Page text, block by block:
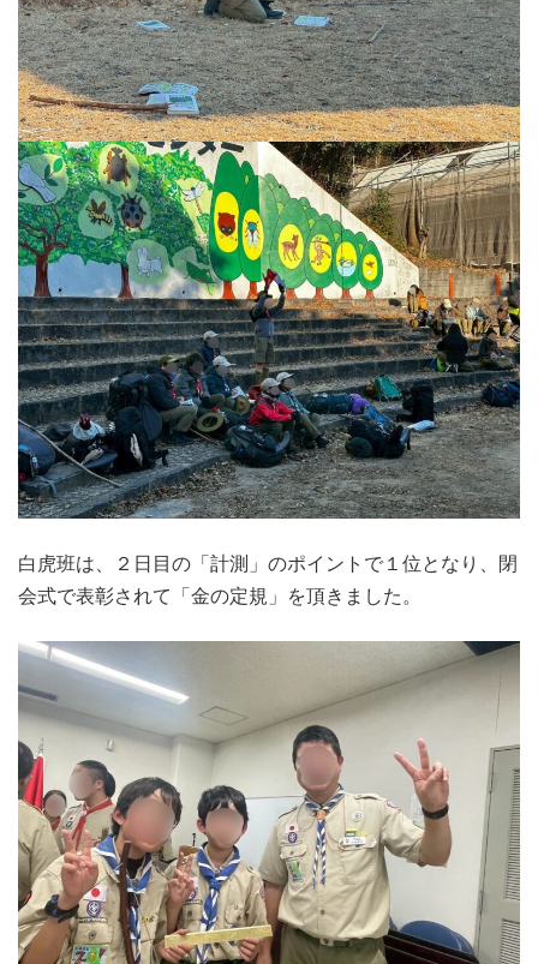
白虎班は、２日目の「計測」のポイントで１位となり、閉
会式で表彰されて「金の定規」を頂きました。